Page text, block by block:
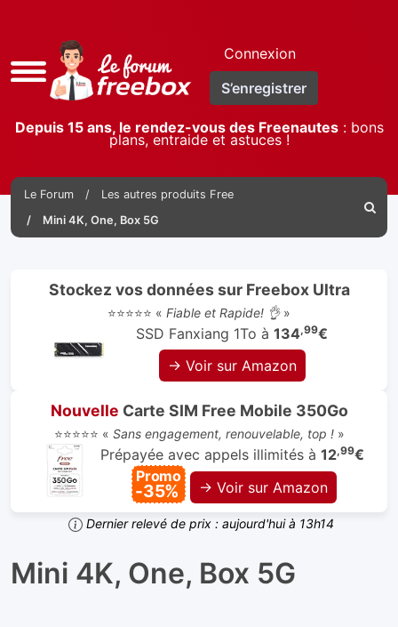
Accès
rapide
Connexion
S’enregistrer
Depuis 15 ans, le rendez-vous des Freenautes: bons
plans, entraide et astuces !
Le Forum
Les autres produits Free
Mini 4K, One, Box 5G
Stockez vos données sur Freebox Ultra
⭐⭐⭐⭐⭐ « Fiable et Rapide! 👌»
SSD Fanxiang 1To à 134,99€
→ Voir sur Amazon
Nouvelle Carte SIM Free Mobile 350Go
⭐⭐⭐⭐⭐ « Sans engagement, renouvelable, top !»
Prépayée avec appels illimités à 12,99€
Promo
-35% → Voir sur Amazon
Dernier relevé de prix : aujourd'hui à 13h14
Mini 4K, One, Box 5G